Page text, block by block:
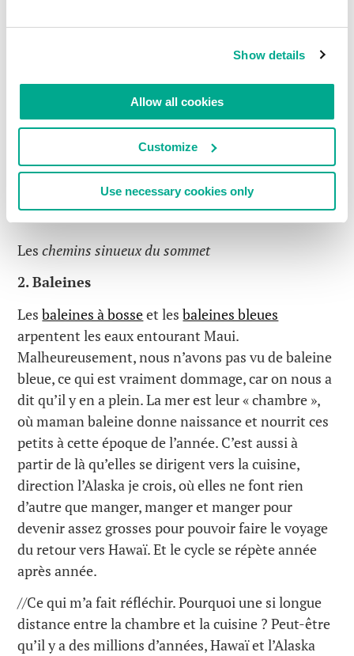
Show details
Allow all cookies
Customize
Use necessary cookies only
Leschemins sinueux du sommet
2. Baleines
Lesbaleines à bosseet lesbaleines bleues
arpentent les eaux entourant Maui.
Malheureusement, nous n’avons pas vu de baleine
bleue, ce qui est vraiment dommage, car on nous a
dit qu’il y en a plein. La mer est leur « chambre »,
où maman baleine donne naissance et nourrit ces
petits à cette époque de l’année. C’est aussi à
partir de là qu’elles se dirigent vers la cuisine,
direction l’Alaska je crois, où elles ne font rien
d’autre que manger, manger et manger pour
devenir assez grosses pour pouvoir faire le voyage
du retour vers Hawaï. Et le cycle se répète année
après année.
//Ce qui m’a fait réfléchir. Pourquoi une si longue
distance entre la chambre et la cuisine ? Peut-être
qu’il y a des millions d’années, Hawaï et l’Alaska